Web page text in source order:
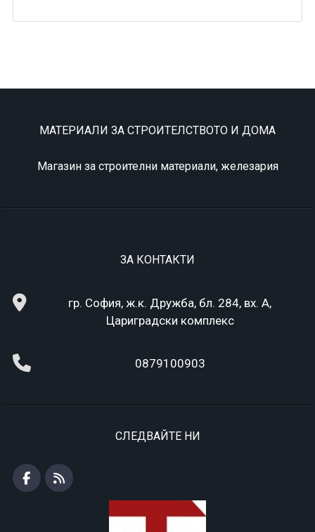
МАТЕРИАЛИ ЗА СТРОИТЕЛСТВОТО И ДОМА
Магазин за строителни материали, железария
ЗА КОНТАКТИ
гр. София, ж.к. Дружба, бл. 284, вх. А,
Цариградски комплекс
0879100903
СЛЕДВАЙТЕ НИ